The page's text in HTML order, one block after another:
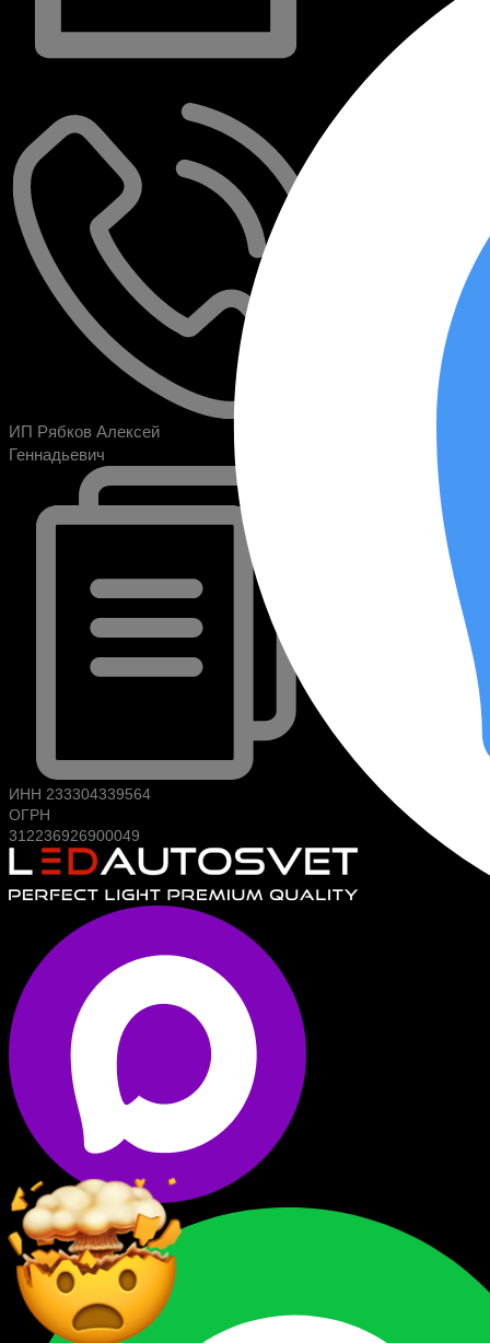
ИП Рябков Алексей
Геннадьевич
ИНН 233304339564
ОГРН
312236926900049